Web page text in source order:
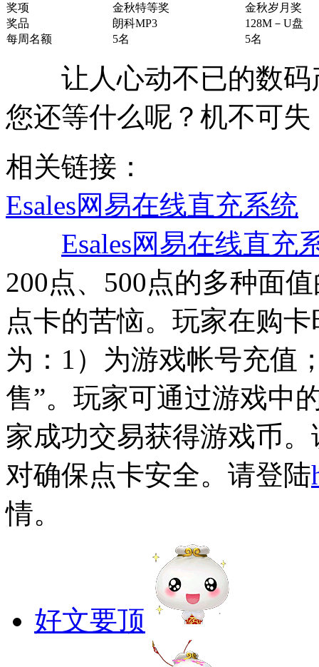
奖项 金秋特等奖
金秋岁月奖
奖品
朗科MP3
128M－U盘
每周名额
5名 5名
让人心动不已的数码
您还等什么呢？机不可
相关链接：
Esales网易在线直充系统
Esales网易在线直充
200点、500点的多种面
点卡的苦恼。玩家在购
为：1）为游戏帐号充值
售”。玩家可通过游戏中
家成功交易获得游戏币
对确保点卡安全。请登陆
情。
好文要顶